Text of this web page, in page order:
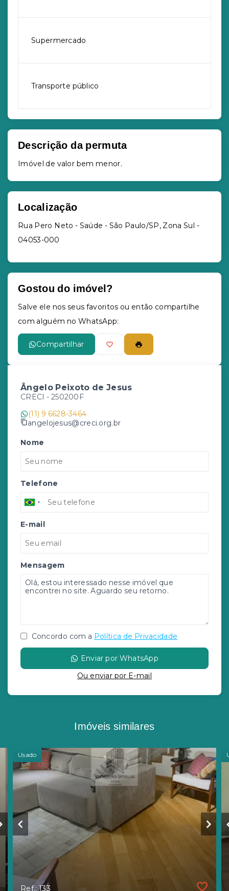
Supermercado
Transporte público
Descrição da permuta
Imóvel de valor bem menor.
Localização
Rua Pero Neto - Saúde - São Paulo/SP, Zona Sul -
04053-000
Gostou do imóvel?
Salve ele nos seus favoritos ou então compartilhe
com alguém no WhatsApp:
Compartilhar
Ângelo Peixoto de Jesus
CRECI - 250200F
(11) 9 6628-3464
angelojesus@creci.org.br
Nome
Telefone
E-mail
Mensagem
Concordo com a Política de Privacidade
Enviar por WhatsApp
Ou enviar por E-mail
Imóveis similares
Usado
Ref.: 133